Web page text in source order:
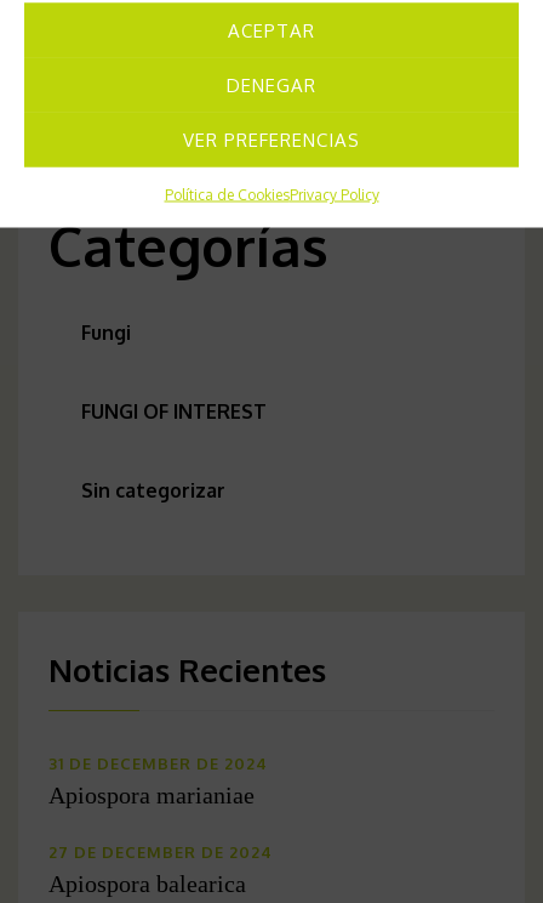
ACEPTAR
DENEGAR
VER PREFERENCIAS
Política de CookiesPrivacy Policy
Categorías
Fungi
FUNGI OF INTEREST
Sin categorizar
Noticias Recientes
31 DE DECEMBER DE 2024
Apiospora marianiae
27 DE DECEMBER DE 2024
Apiospora balearica